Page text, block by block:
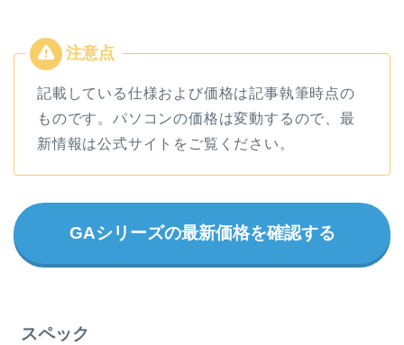
記載している仕様および価格は記事執筆時点の
ものです。パソコンの価格は変動するので、最
新情報は公式サイトをご覧ください。
GAシリーズの最新価格を確認する
スペック